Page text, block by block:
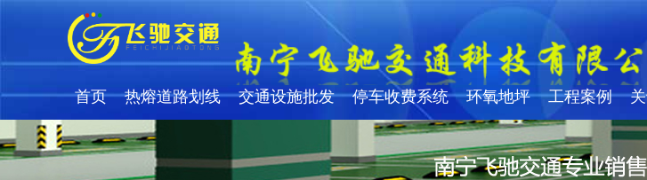
首页 热熔道路划线 交通设施批发 停车收费系统 环氧地坪 工程案例
工厂划线